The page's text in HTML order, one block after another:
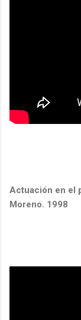
Actuación en el
Moreno. 1998